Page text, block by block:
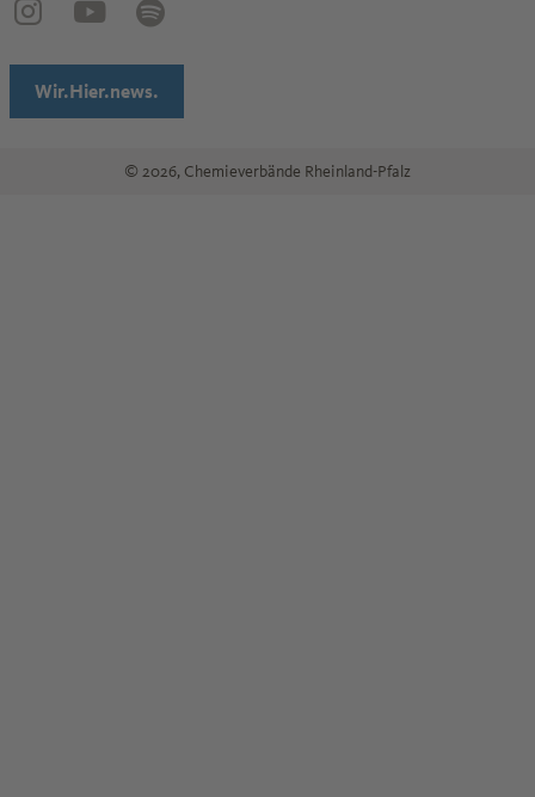
Wechseln
zur
Seite
Instagram
Wechseln
zur
Seite
YouTube
Wechseln
zur
SeiteSpotify
Wechseln zur Seite
Wir.Hier.news.
© 2026, Chemieverbände Rheinland-Pfalz